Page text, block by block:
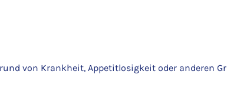
von Krankheit, Appetitlosigkeit oder anderen